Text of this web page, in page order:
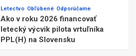
Letectvo Obľúbené Odporúčame
Ako v roku 2026 financovať
letecký výcvik pilota vrtuľníka
PPL(H) na Slovensku